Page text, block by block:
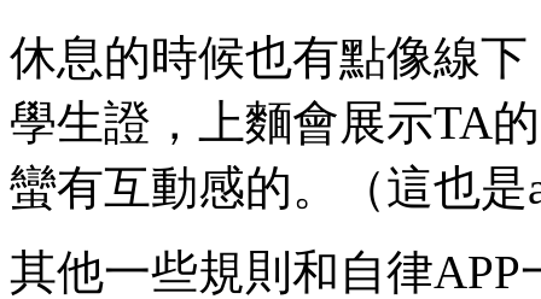
休息的時候也有點像線
學生證，上麵會展示TA
蠻有互動感的。（這也是
其他一些規則和自律